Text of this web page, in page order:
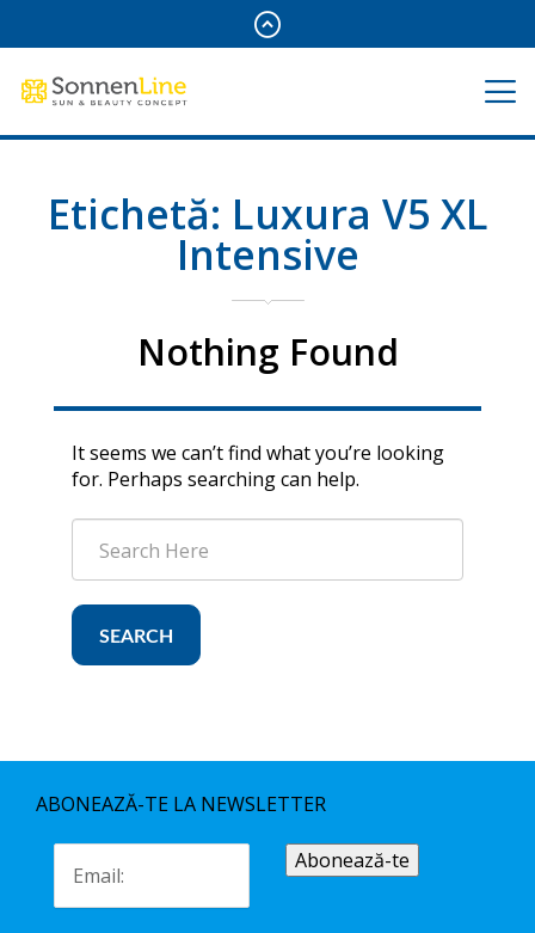
Etichetă: Luxura V5 XL
Intensive
Nothing Found
It seems we can’t find what you’re looking
for. Perhaps searching can help.
SEARCH
ABONEAZĂ-TE LA NEWSLETTER